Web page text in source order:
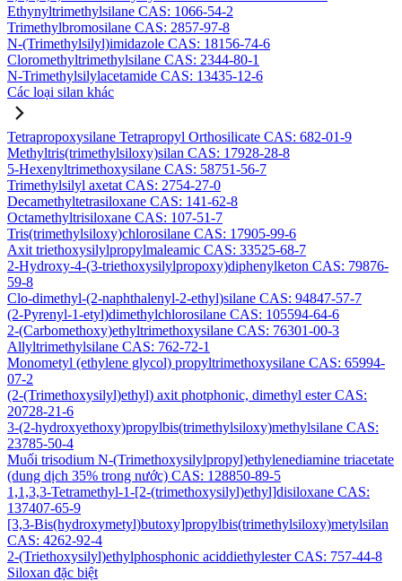
Ethynyltrimethylsilane CAS: 1066-54-2
Trimethylbromosilane CAS: 2857-97-8
N-(Trimethylsilyl)imidazole CAS: 18156-74-6
Cloromethyltrimethylsilane CAS: 2344-80-1
N-Trimethylsilylacetamide CAS: 13435-12-6
Các loại silan khác
Tetrapropoxysilane Tetrapropyl Orthosilicate CAS: 682-01-9
Methyltris(trimethylsiloxy)silan CAS: 17928-28-8
5-Hexenyltrimethoxysilane CAS: 58751-56-7
Trimethylsilyl axetat CAS: 2754-27-0
Decamethyltetrasiloxane CAS: 141-62-8
Octamethyltrisiloxane CAS: 107-51-7
Tris(trimethylsiloxy)chlorosilane CAS: 17905-99-6
Axit triethoxysilylpropylmaleamic CAS: 33525-68-7
2-Hydroxy-4-(3-triethoxysilylpropoxy)diphenylketon CAS: 79876-
59-8
Clo-dimethyl-(2-naphthalenyl-2-ethyl)silane CAS: 94847-57-7
(2-Pyrenyl-1-etyl)dimethylchlorosilane CAS: 105594-64-6
2-(Carbomethoxy)ethyltrimethoxysilane CAS: 76301-00-3
Allyltrimethylsilane CAS: 762-72-1
Monometyl (ethylene glycol) propyltrimethoxysilane CAS: 65994-
07-2
(2-(Trimethoxysilyl)ethyl) axit photphonic, dimethyl ester CAS:
20728-21-6
3-(2-hydroxyethoxy)propylbis(trimethylsiloxy)methylsilane CAS:
23785-50-4
Muối trisodium N-(Trimethoxysilylpropyl)ethylenediamine triacetate
(dung dịch 35% trong nước) CAS: 128850-89-5
1,1,3,3-Tetramethyl-1-[2-(trimethoxysilyl)ethyl]disiloxane CAS:
137407-65-9
[3,3-Bis(hydroxymetyl)butoxy]propylbis(trimethylsiloxy)metylsilan
CAS: 4262-92-4
2-(Triethoxysilyl)ethylphosphonic aciddiethylester CAS: 757-44-8
Siloxan đặc biệt